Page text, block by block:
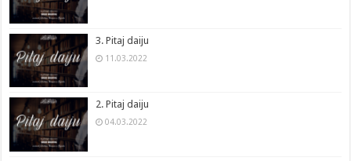
3. Pitaj daiju
11.03.2022
2. Pitaj daiju
04.03.2022